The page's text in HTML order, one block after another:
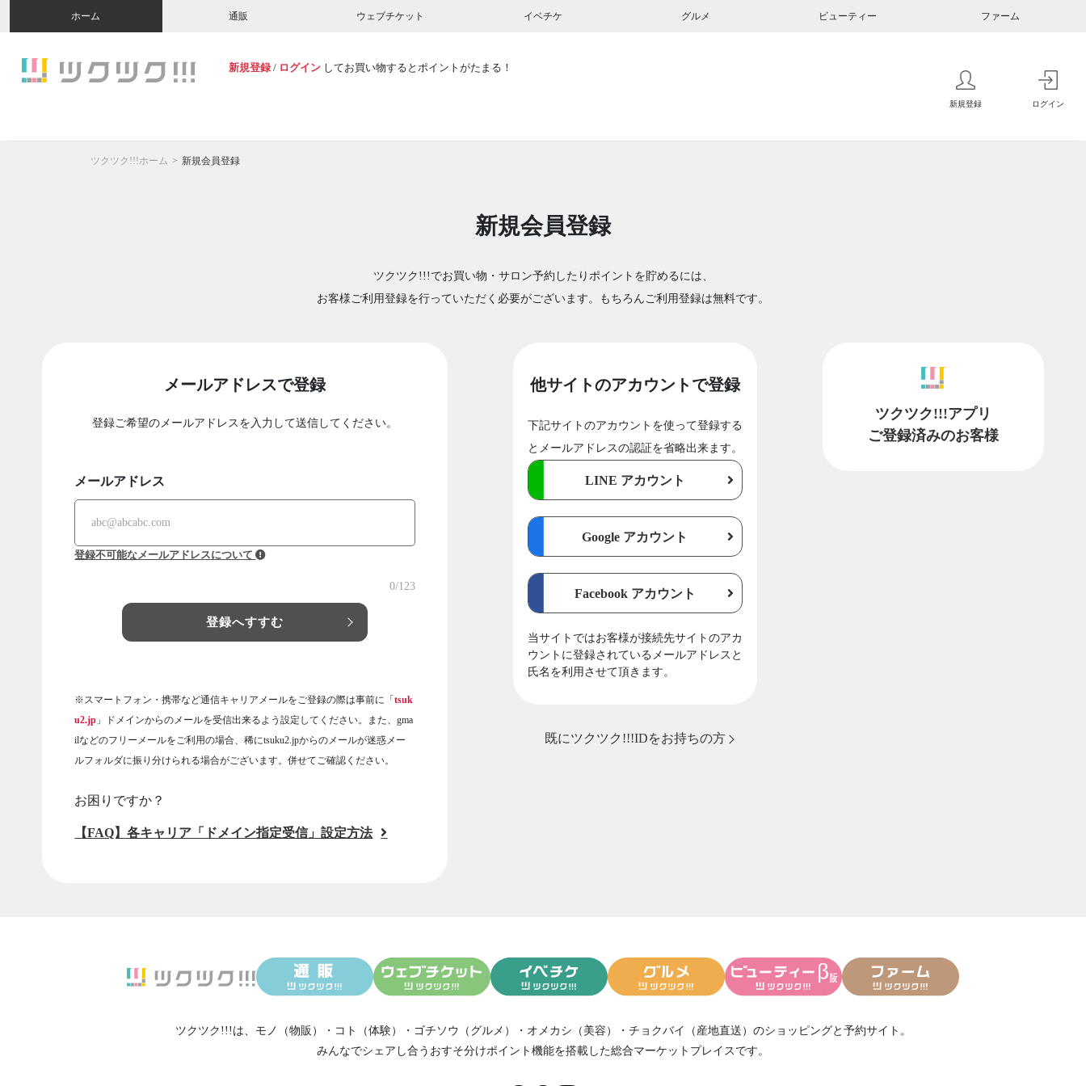
ホーム 通販 ウェブチケット イベチケ グルメ ビューティー ファーム
新規登録 / ログイン してお買い物するとポイントがたまる！
新規登録 ログイン
ツクツク!!!ホーム 新規会員登録
新規会員登録
ツクツク!!!でお買い物・サロン予約したりポイントを貯めるには、
お客様ご利用登録を行っていただく必要がございます。もちろんご利用登録は無料です。
メールアドレスで登録
登録ご希望のメールアドレスを入力して送信してください。
メールアドレス
登録不可能なメールアドレスについて
0/123
登録へすすむ
※スマートフォン・携帯など通信キャリアメールをご登録の際は事前に「tsuk
u2.jp 」ドメインからのメールを受信出来るよう設定してください。また、gma
ilなどのフリーメールをご利用の場合、稀にtsuku2.jpからのメールが迷惑メー
ルフォルダに振り分けられる場合がございます。併せてご確認ください。
お困りですか？
【FAQ】各キャリア「ドメイン指定受信」設定方法
他サイトのアカウントで登録
下記サイトのアカウントを使って登録する
とメールアドレスの認証を省略出来ます。
LINE アカウント
Google アカウント
Facebook アカウント
当サイトではお客様が接続先サイトのアカ
ウントに登録されているメールアドレスと
氏名を利用させて頂きます。
既にツクツク!!!IDをお持ちの方
ツクツク!!!アプリ
ご登録済みのお客様
ツクツク!!!は、 モノ（物販） ・ コト（体験） ・ ゴチソウ（グルメ） ・ オメカシ（美容） ・ チョクバイ（産地直送） のショッピングと予約サイト。
みんなでシェアし合う おすそ分けポイント機能を搭載した総合マーケットプレイスです。